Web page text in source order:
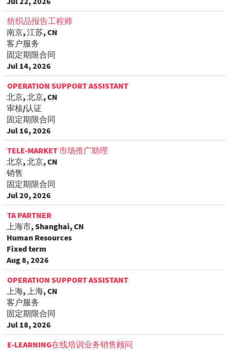
纺织品报告工程师
南京, 江苏, CN
客户服务
固定期限合同
Jul 14, 2026
OPERATION SUPPORT ASSISTANT
北京, 北京, CN
审核/认证
固定期限合同
Jul 16, 2026
TELE-MARKET 市场推广助理
北京, 北京, CN
销售
固定期限合同
Jul 20, 2026
TA PARTNER
上海市, Shanghai, CN
Human Resources
Fixed term
Aug 8, 2026
OPERATION SUPPORT ASSISTANT
上海, 上海, CN
客户服务
固定期限合同
Jul 18, 2026
E-LEARNING在线培训业务销售顾问